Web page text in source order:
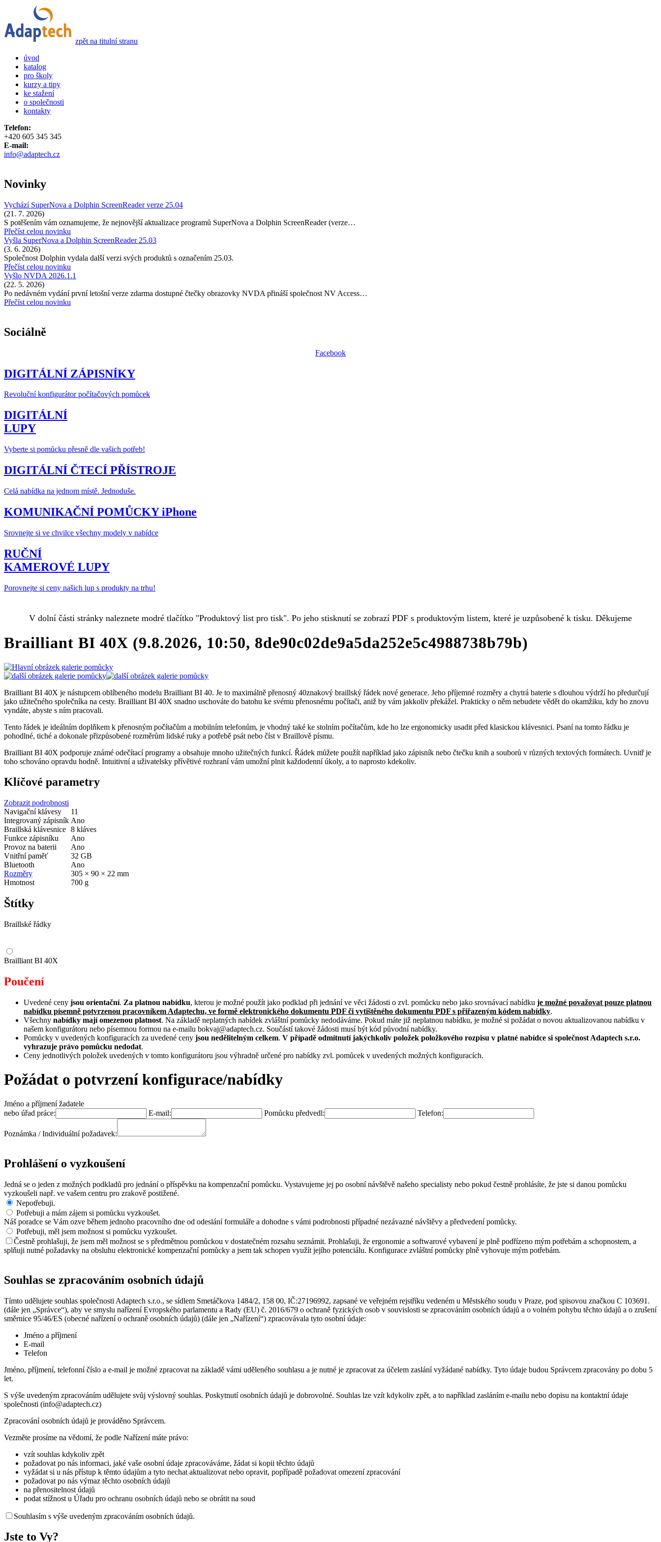
zpět na titulní stranu
úvod
katalog
pro školy
kurzy a tipy
ke stažení
o společnosti
kontakty
Telefon:
+420 605 345 345
E-mail:
info@adaptech.cz
Novinky
Vychází SuperNova a Dolphin ScreenReader verze 25.04
(21. 7. 2026)
S potěšením vám oznamujeme, že nejnovější aktualizace programů SuperNova a Dolphin ScreenReader (verze…
Přečíst celou novinku
Vyšla SuperNova a Dolphin ScreenReader 25.03
(3. 6. 2026)
Společnost Dolphin vydala další verzi svých produktů s označením 25.03.
Přečíst celou novinku
Vyšlo NVDA 2026.1.1
(22. 5. 2026)
Po nedávném vydání první letošní verze zdarma dostupné čtečky obrazovky NVDA přináší společnost NV Access…
Přečíst celou novinku
Sociálně
Facebook
DIGITÁLNÍ ZÁPISNÍKY
Revoluční konfigurátor počítačových pomůcek
DIGITÁLNÍ
LUPY
Vyberte si pomůcku přesně dle vašich potřeb!
DIGITÁLNÍ ČTECÍ PŘÍSTROJE
Celá nabídka na jednom místě. Jednoduše.
KOMUNIKAČNÍ POMŮCKY iPhone
Srovnejte si ve chvilce všechny modely v nabídce
RUČNÍ
KAMEROVÉ LUPY
Porovnejte si ceny našich lup s produkty na trhu!
V dolní části stránky naleznete modré tlačítko "Produktový list pro tisk". Po jeho stisknutí se zobrazí PDF s produktovým listem, které je uzpůsobené k tisku. Děkujeme
Brailliant BI 40X (9.8.2026, 10:50, 8de90c02de9a5da252e5c4988738b79b)
Brailliant BI 40X je nástupcem oblíbeného modelu Brailliant BI 40. Je to maximálně přenosný 40znakový braillský řádek nové generace. Jeho příjemné rozměry a chytrá baterie s dlouhou výdrží ho předurčují
jako užitečného společníka na cesty. Brailliant BI 40X snadno uschováte do batohu ke svému přenosnému počítači, aniž by vám jakkoliv překážel. Prakticky o něm nebudete vědět do okamžiku, kdy ho znovu
vyndáte, abyste s ním pracovali.
Tento řádek je ideálním doplňkem k přenosným počítačům a mobilním telefonům, je vhodný také ke stolním počítačům, kde ho lze ergonomicky usadit před klasickou klávesnici. Psaní na tomto řádku je
pohodlné, tiché a dokonale přizpůsobené rozměrům lidské ruky a potřebě psát nebo číst v Braillově písmu.
Brailliant BI 40X podporuje známé odečítací programy a obsahuje mnoho užitečných funkcí. Řádek můžete použít například jako zápisník nebo čtečku knih a souborů v různých textových formátech. Uvnitř je
toho schováno opravdu hodně. Intuitivní a uživatelsky přívětivé rozhraní vám umožní plnit každodenní úkoly, a to naprosto kdekoliv.
Klíčové parametry
Zobrazit podrobnosti
Navigační klávesy
11
Integrovaný zápisník Ano
Braillská klávesnice 8 kláves
Funkce zápisníku
Ano
Provoz na baterii
Ano
Vnitřní paměť
32 GB
Bluetooth
Ano
Rozměry
305 × 90 × 22 mm
Hmotnost
700 g
Štítky
Braillské řádky
Brailliant BI 40X
Poučení
Uvedené ceny jsou orientační. Za platnou nabídku, kterou je možné použít jako podklad při jednání ve věci žádosti o zvl. pomůcku nebo jako srovnávací nabídku je možné považovat pouze platnou
nabídku písemně potvrzenou pracovníkem Adaptechu, ve formě elektronického dokumentu PDF či vytištěného dokumentu PDF s přiřazeným kódem nabídky.
Všechny nabídky mají omezenou platnost. Na základě neplatných nabídek zvláštní pomůcky nedodáváme. Pokud máte již neplatnou nabídku, je možné si požádat o novou aktualizovanou nabídku v
našem konfigurátoru nebo písemnou formou na e-mailu bokvaj@adaptech.cz. Součástí takové žádosti musí být kód původní nabídky.
Pomůcky v uvedených konfiguracích za uvedené ceny jsou nedělitelným celkem. V případě odmítnutí jakýchkoliv položek položkového rozpisu v platné nabídce si společnost Adaptech s.r.o.
vyhrazuje právo pomůcku nedodat.
Ceny jednotlivých položek uvedených v tomto konfigurátoru jsou výhradně určené pro nabídky zvl. pomůcek v uvedených možných konfiguracích.
Požádat o potvrzení konfigurace/nabídky
Jméno a příjmení žadatele
nebo úřad práce:
E-mail: Pomůcku předvedl: Telefon:
Poznámka / Individuální požadavek:
Prohlášení o vyzkoušení
Jedná se o jeden z možných podkladů pro jednání o příspěvku na kompenzační pomůcku. Vystavujeme jej po osobní návštěvě našeho specialisty nebo pokud čestně prohlásíte, že jste si danou pomůcku
vyzkoušeli např. ve vašem centru pro zrakově postižené.
Nepotřebuji.
Potřebuji a mám zájem si pomůcku vyzkoušet.
Náš poradce se Vám ozve během jednoho pracovního dne od odeslání formuláře a dohodne s vámi podrobnosti případné nezávazné návštěvy a předvedení pomůcky.
Potřebuji, měl jsem možnost si pomůcku vyzkoušet.
Čestně prohlašuji, že jsem měl možnost se s předmětnou pomůckou v dostatečném rozsahu seznámit. Prohlašuji, že ergonomie a softwarové vybavení je plně podřízeno mým potřebám a schopnostem, a
splňuji nutné požadavky na obsluhu elektronické kompenzační pomůcky a jsem tak schopen využít jejího potenciálu. Konfigurace zvláštní pomůcky plně vyhovuje mým potřebám.
Souhlas se zpracováním osobních údajů
Tímto udělujete souhlas společnosti Adaptech s.r.o., se sídlem Smetáčkova 1484/2, 158 00, IČ:27196992, zapsané ve veřejném rejstříku vedeném u Městského soudu v Praze, pod spisovou značkou C 103691.
(dále jen „Správce“), aby ve smyslu nařízení Evropského parlamentu a Rady (EU) č. 2016/679 o ochraně fyzických osob v souvislosti se zpracováním osobních údajů a o volném pohybu těchto údajů a o zrušení
směrnice 95/46/ES (obecné nařízení o ochraně osobních údajů) (dále jen „Nařízení“) zpracovávala tyto osobní údaje:
Jméno a příjmení
E-mail
Telefon
Jméno, příjmení, telefonní číslo a e-mail je možné zpracovat na základě vámi uděleného souhlasu a je nutné je zpracovat za účelem zaslání vyžádané nabídky. Tyto údaje budou Správcem zpracovány po dobu 5
let.
S výše uvedeným zpracováním udělujete svůj výslovný souhlas. Poskytnutí osobních údajů je dobrovolné. Souhlas lze vzít kdykoliv zpět, a to například zasláním e-mailu nebo dopisu na kontaktní údaje
společnosti (info@adaptech.cz)
Zpracování osobních údajů je prováděno Správcem.
Vezměte prosíme na vědomí, že podle Nařízení máte právo:
vzít souhlas kdykoliv zpět
požadovat po nás informaci, jaké vaše osobní údaje zpracováváme, žádat si kopii těchto údajů
vyžádat si u nás přístup k těmto údajům a tyto nechat aktualizovat nebo opravit, popřípadě požadovat omezení zpracování
požadovat po nás výmaz těchto osobních údajů
na přenositelnost údajů
podat stížnost u Úřadu pro ochranu osobních údajů nebo se obrátit na soud
Souhlasím s výše uvedeným zpracováním osobních údajů.
Jste to Vy?